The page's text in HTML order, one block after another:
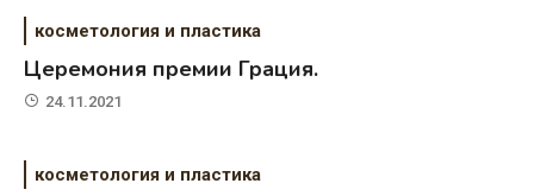
косметология и пластика
Церемония премии Грация.
24.11.2021
косметология и пластика